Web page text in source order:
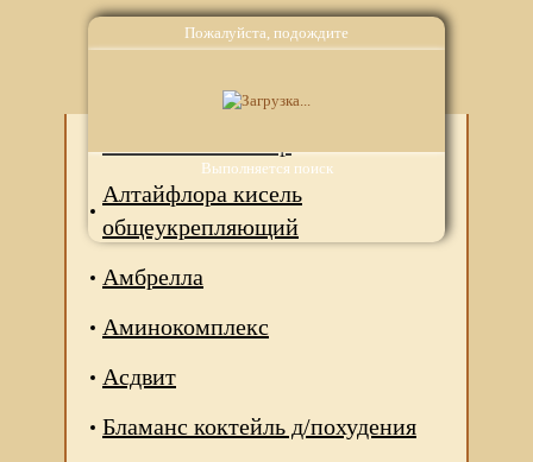
Пожалуйста, подождите
Выполняется поиск
Аналоги
Алтайфлора кисель
общеукрепляющий
Амбрелла
Аминокомплекс
Асдвит
Бламанс коктейль д/похудения